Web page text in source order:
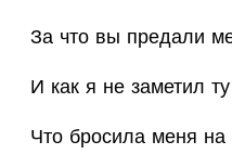
За что вы предали
И как я не заметил
Что бросила меня на